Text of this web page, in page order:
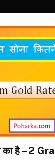
का है – 2